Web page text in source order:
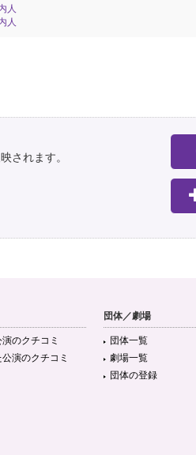
人
人
されます。
のクチコミ
演のクチコミ
団体／劇場
団体一覧
劇場一覧
団体の登録